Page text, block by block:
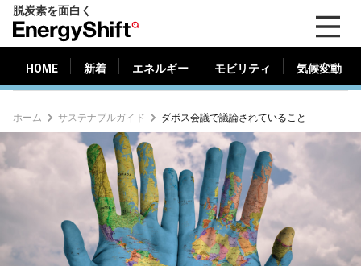
脱炭素を面白く
ナ
ジ
ー
フ
ト）
HOME 新着 エネルギー モビリティ 気候変動
新着 エネルギー 気候変動
ホーム サステナブルガイド ダボス会議で議論されていること